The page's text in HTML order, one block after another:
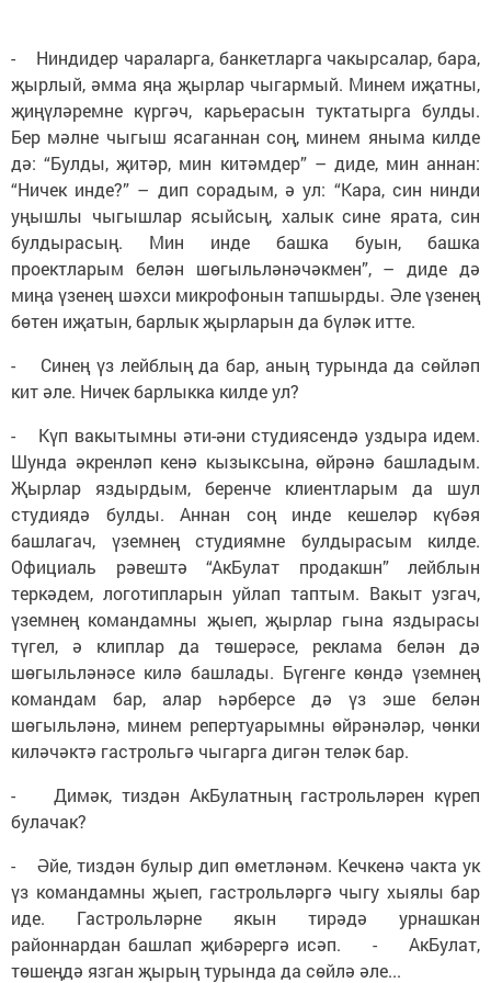
- Ниндидер чараларга, банкетларга чакырсалар, бара,
җырлый, әмма яңа җырлар чыгармый. Минем иҗатны,
җиңүләремне күргәч, карьерасын туктатырга булды.
Бер мәлне чыгыш ясаганнан соң, минем яныма килде
дә: “Булды, җитәр, мин китәмдер” – диде, мин аннан:
“Ничек инде?” – дип сорадым, ә ул: “Кара, син нинди
уңышлы чыгышлар ясыйсың, халык сине ярата, син
булдырасың. Мин инде башка буын, башка
проектларым белән шөгыльләнәчәкмен”, – диде дә
миңа үзенең шәхси микрофонын тапшырды. Әле үзенең
бөтен иҗатын, барлык җырларын да бүләк итте.
- Синең үз лейблың да бар, аның турында да сөйләп
кит әле. Ничек барлыкка килде ул?
- Күп вакытымны әти-әни студиясендә уздыра идем.
Шунда әкренләп кенә кызыксына, өйрәнә башладым.
Җырлар яздырдым, беренче клиентларым да шул
студиядә булды. Аннан соң инде кешеләр күбәя
башлагач, үземнең студиямне булдырасым килде.
Официаль рәвештә “АкБулат продакшн” лейблын
теркәдем, логотипларын уйлап таптым. Вакыт узгач,
үземнең командамны җыеп, җырлар гына яздырасы
түгел, ә клиплар да төшерәсе, реклама белән дә
шөгыльләнәсе килә башлады. Бүгенге көндә үземнең
командам бар, алар һәрберсе дә үз эше белән
шөгыльләнә, минем репертуарымны өйрәнәләр, чөнки
киләчәктә гастрольгә чыгарга дигән теләк бар.
- Димәк, тиздән АкБулатның гастрольләрен күреп
булачак?
- Әйе, тиздән булыр дип өметләнәм. Кечкенә чакта ук
үз командамны җыеп, гастрольләргә чыгу хыялы бар
иде. Гастрольләрне якын тирәдә урнашкан
районнардан башлап җибәрергә исәп. - АкБулат,
төшеңдә язган җырың турында да сөйлә әле...